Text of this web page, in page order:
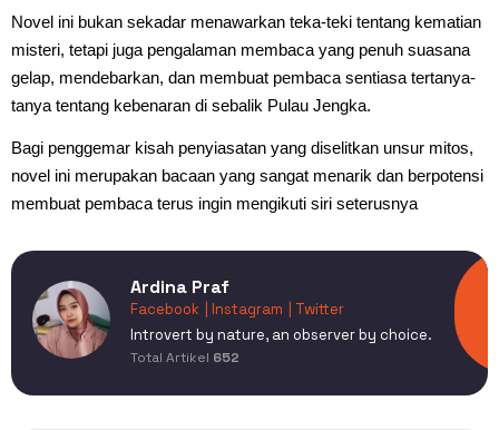
Novel ini bukan sekadar menawarkan teka-teki tentang kematian
misteri, tetapi juga pengalaman membaca yang penuh suasana
gelap, mendebarkan, dan membuat pembaca sentiasa tertanya-
tanya tentang kebenaran di sebalik Pulau Jengka.
Bagi penggemar kisah penyiasatan yang diselitkan unsur mitos,
novel ini merupakan bacaan yang sangat menarik dan berpotensi
membuat pembaca terus ingin mengikuti siri seterusnya
Ardina Praf
Facebook | Instagram
| Twitter
Introvert by nature, an observer by choice.
Total Artikel 652